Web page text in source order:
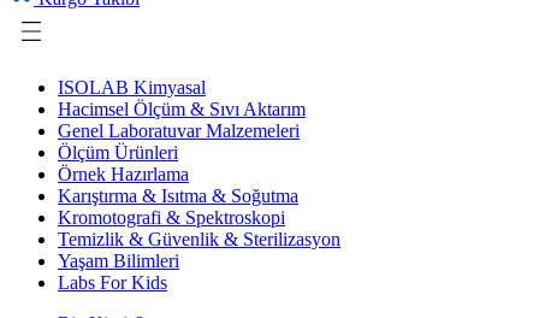
ISOLAB Kimyasal
Hacimsel Ölçüm & Sıvı Aktarım
Genel Laboratuvar Malzemeleri
Ölçüm Ürünleri
Örnek Hazırlama
Karıştırma & Isıtma & Soğutma
Kromotografi & Spektroskopi
Temizlik & Güvenlik & Sterilizasyon
Yaşam Bilimleri
Labs For Kids